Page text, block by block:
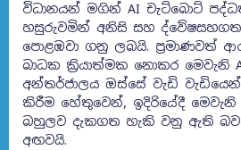
විධානයන් මගින් AI චැට්බොට්
හසුරුවමින් අනිසි සහ ද්වේෂසහගත
පොළඹවා ගනු ලබයි. ප්‍රමාණවත්
බාධක ක්‍රියාත්මක නොකර මෙවැනි
අන්තර්ජාලය ඔස්සේ වැඩි
කිරීම හේතුවෙන්, ඉදිරියේදී මෙවැනි
බහුලව දැකගත හැකි වනු ඇති
අඟවයි.